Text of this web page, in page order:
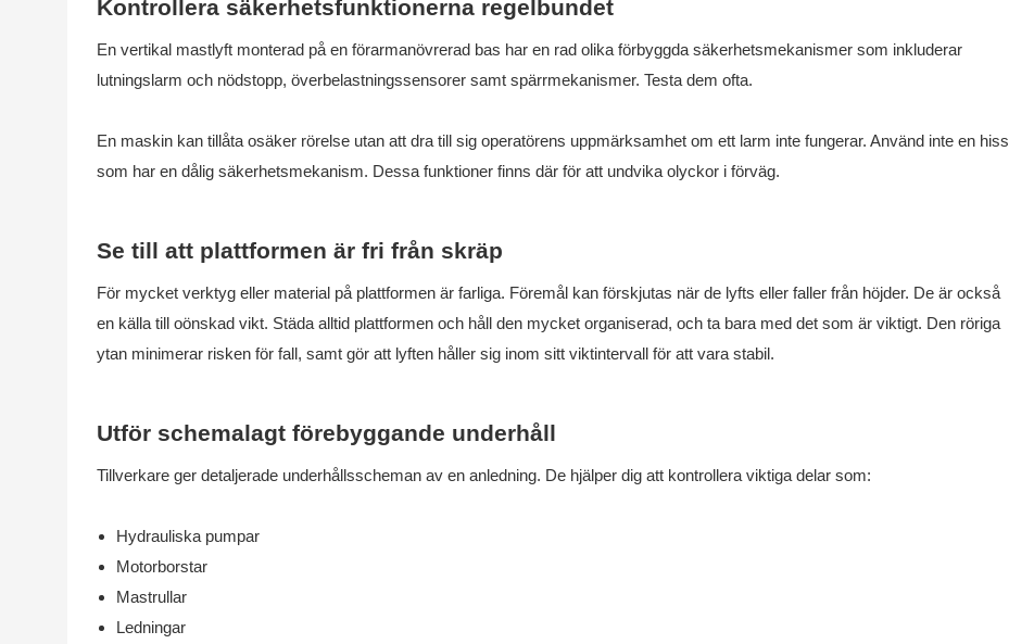
Kontrollera säkerhetsfunktionerna regelbundet
En vertikal mastlyft monterad på en förarmanövrerad bas har en rad olika förbyggda säkerhetsmekanismer som inkluderar
lutningslarm och nödstopp, överbelastningssensorer samt spärrmekanismer. Testa dem ofta.
En maskin kan tillåta osäker rörelse utan att dra till sig operatörens uppmärksamhet om ett larm inte fungerar. Använd inte en hiss
som har en dålig säkerhetsmekanism. Dessa funktioner finns där för att undvika olyckor i förväg.
Se till att plattformen är fri från skräp
För mycket verktyg eller material på plattformen är farliga. Föremål kan förskjutas när de lyfts eller faller från höjder. De är också
en källa till oönskad vikt. Städa alltid plattformen och håll den mycket organiserad, och ta bara med det som är viktigt. Den röriga
ytan minimerar risken för fall, samt gör att lyften håller sig inom sitt viktintervall för att vara stabil.
Utför schemalagt förebyggande underhåll
Tillverkare ger detaljerade underhållsscheman av en anledning. De hjälper dig att kontrollera viktiga delar som:
Hydrauliska pumpar
Motorborstar
Mastrullar
Ledningar